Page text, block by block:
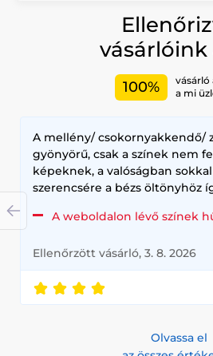
vásárlóink
100%
vásárló
a mi
A mellény/ csokornyakkendő/
gyönyörű, csak a színek nem
képeknek, a valóságban
szerencsére a bézs öltönyhöz
A weboldalon lévő színek
Ellenőrzött vásárló, 3. 8. 2026
Olvassa el